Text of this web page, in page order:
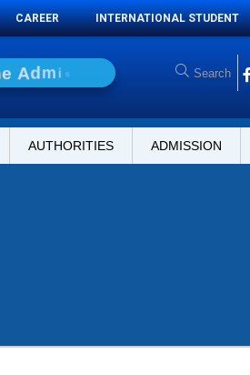
CAREER INTERNATIONAL STUDENT
e Admi s
AUTHORITIES ADMISSION